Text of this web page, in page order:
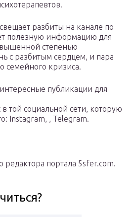
разбиты на канале по
полезную информацию для
степенью
с разбитым сердцем, и пара
семейного кризиса.
публикации для
той социальной сети, которую
Instagram, , Telegram.
редактора портала 5sfer.com.